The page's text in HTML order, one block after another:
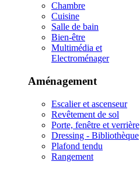
Chambre
Cuisine
Salle de bain
Bien-être
Multimédia et
Electroménager
Aménagement
Escalier et ascenseur
Revêtement de sol
Porte, fenêtre et verrière
Dressing - Bibliothèque
Plafond tendu
Rangement